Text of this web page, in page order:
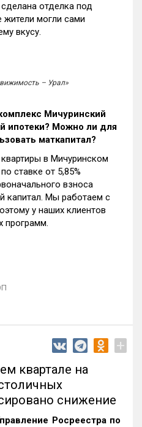
отделка под
могли сами
вкусу.
– Урал»
Мичуринский
ипотеки? Можно ли для
маткапитал?
в Мичуринском
ставке от 5,85%
взноса
капитал. Мы работаем с
у наших клиентов
программ.
+
квартале на
снижение
Росреестра по